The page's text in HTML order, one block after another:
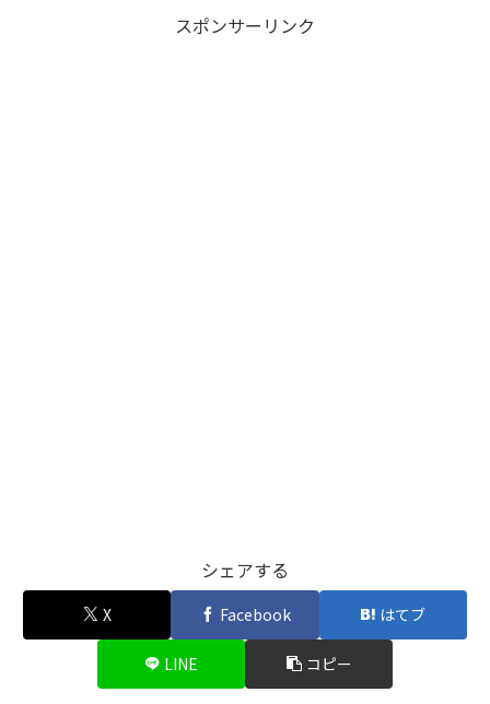
スポンサーリンク
シェアする
X Facebook はてブ
LINE コピー